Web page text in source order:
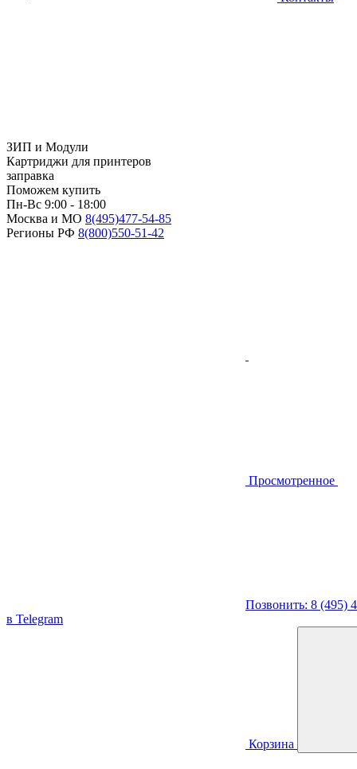
ЗИП и Модули
Картриджи для принтеров
заправка
Поможем купить
Пн-Вс 9:00 - 18:00
Москва и МО 8(495)477-54-85
Регионы РФ 8(800)550-51-42
Просмотренное
Позвонить: 8 (495)
в Telegram
Корзина